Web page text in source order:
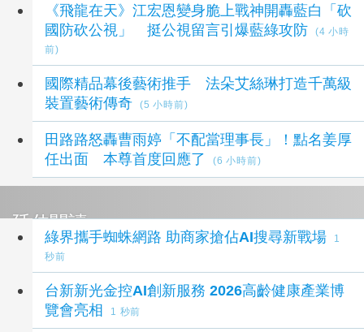
《飛龍在天》江宏恩變身脆上戰神開轟藍白「砍
國防砍公視」 挺公視留言引爆藍綠攻防
(4 小時
前)
國際精品幕後藝術推手 法朵艾絲琳打造千萬級
裝置藝術傳奇
(5 小時前)
田路路怒轟曹雨婷「不配當理事長」！點名姜厚
任出面 本尊首度回應了
(6 小時前)
延伸閱讀
綠界攜手蜘蛛網路 助商家搶佔AI搜尋新戰場
1
秒前
台新新光金控AI創新服務 2026高齡健康產業博
覽會亮相
1 秒前